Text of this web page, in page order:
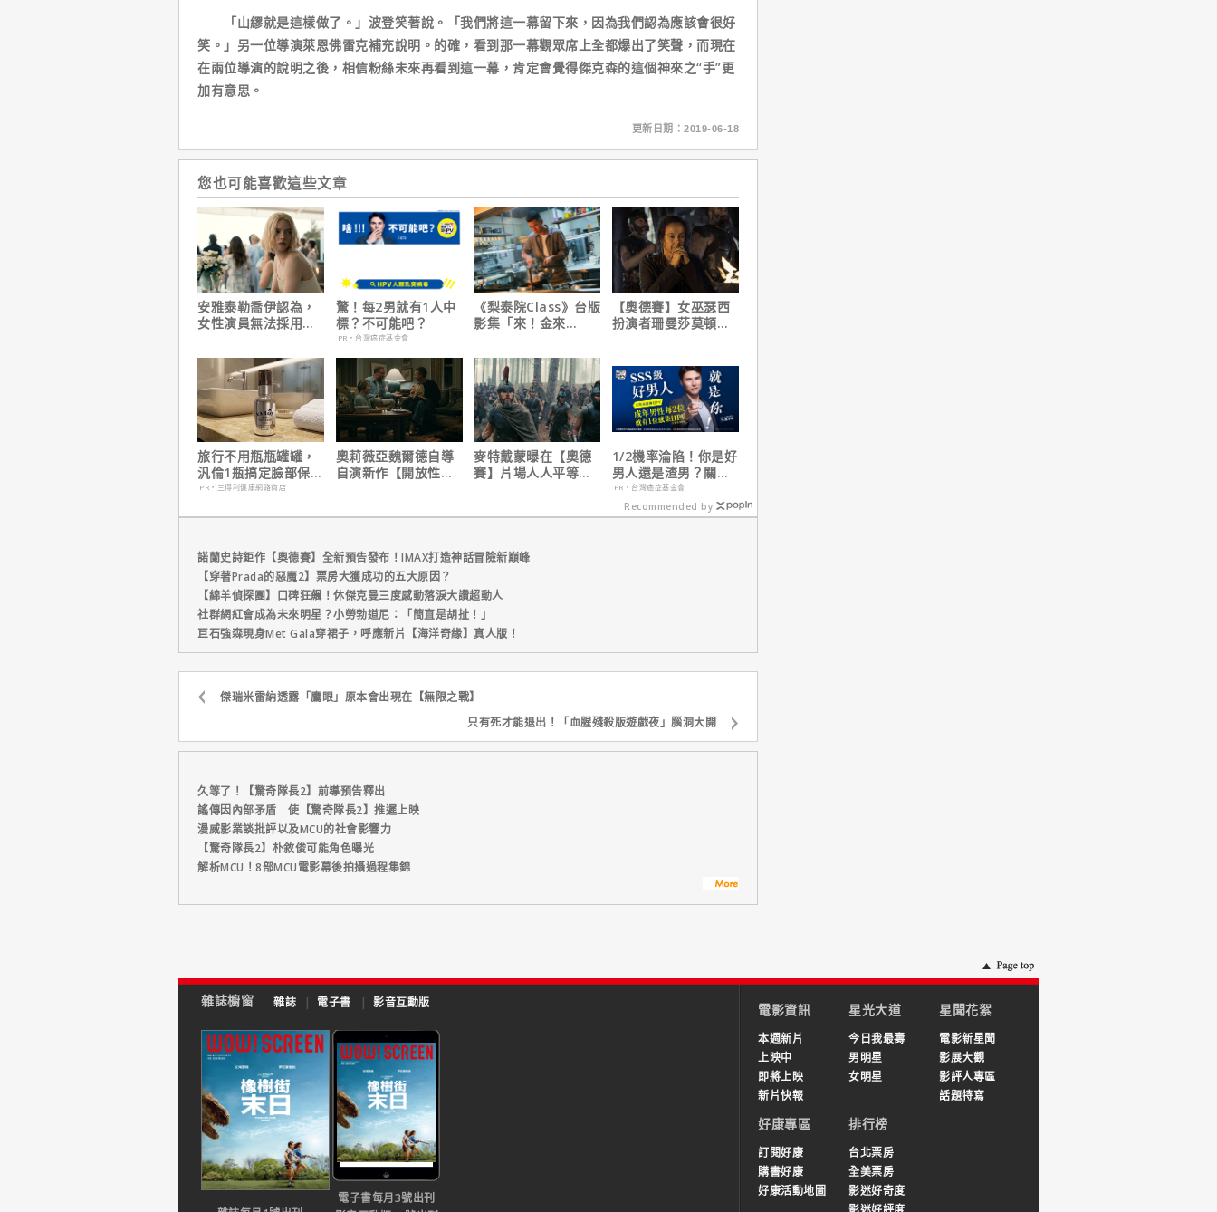
「山繆就是這樣做了。」波登笑著說。「我們將這一幕留下來，因為我們認為應該會很好
笑。」另一位導演萊恩佛雷克補充說明。的確，看到那一幕觀眾席上全都爆出了笑聲，而現在
在兩位導演的說明之後，相信粉絲未來再看到這一幕，肯定會覺得傑克森的這個神來之“手”更
加有意思。
更新日期：2019-06-18
您也可能喜歡這些文章
安雅泰勒喬伊認為，
女性演員無法採用方
驚！每2男就有1人中
標？不可能吧？
PR・台灣癌症基金會
《梨泰院Class》台版
影集「來！金來
上線
【奧德賽】女巫瑟西
扮演者珊曼莎莫頓曝
旅行不用瓶瓶罐罐，
汎倫1瓶搞定臉部保
養！
PR・三得利健康網路商店
奧莉薇亞魏爾德自導
自演新作【開放性邀
麥特戴蒙曝在【奧德
賽】片場人人平等，
1/2機率淪陷！你是好
男人還是渣男？關鍵
在這
PR・台灣癌症基金會
Recommended by
諾蘭史詩鉅作【奧德賽】全新預告發布！IMAX打造神話冒險新巔峰
【穿著Prada的惡魔2】票房大獲成功的五大原因？
【綿羊偵探團】口碑狂飆！休傑克曼三度感動落淚大讚超動人
社群網紅會成為未來明星？小勞勃道尼：「簡直是胡扯！」
巨石強森現身Met Gala穿裙子，呼應新片【海洋奇緣】真人版！
傑瑞米雷納透露「鷹眼」原本會出現在【無限之戰】
只有死才能退出！「血腥殘殺版遊戲夜」腦洞大開
久等了！【驚奇隊長2】前導預告釋出
謠傳因內部矛盾 使【驚奇隊長2】推遲上映
漫威影業談批評以及MCU的社會影響力
【驚奇隊長2】朴敘俊可能角色曝光
解析MCU！8部MCU電影幕後拍攝過程集錦
雜誌櫥窗 雜誌 | 電子書 | 影音互動版
電子書每月3號出刊
電影資訊
本週新片
上映中
即將上映
新片快報
星光大道
今日我最壽
男明星
女明星
星聞花絮
電影新星聞
影展大觀
影評人專區
話題特寫
好康專區
訂閱好康
購書好康
好康活動地圖
排行榜
台北票房
全美票房
影迷好奇度